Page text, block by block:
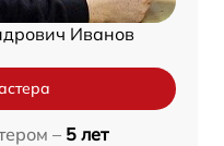
Иванов
– 5 лет